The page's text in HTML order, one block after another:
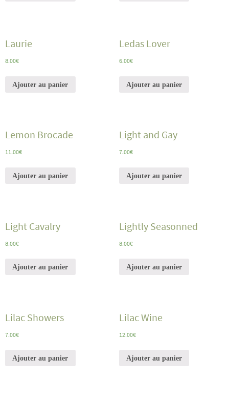
Laurie
8.00€
Ajouter au panier
Ledas Lover
6.00€
Ajouter au panier
Lemon Brocade
11.00€
Ajouter au panier
Light and Gay
7.00€
Ajouter au panier
Light Cavalry
8.00€
Ajouter au panier
Lightly Seasonned
8.00€
Ajouter au panier
Lilac Showers
7.00€
Ajouter au panier
Lilac Wine
12.00€
Ajouter au panier